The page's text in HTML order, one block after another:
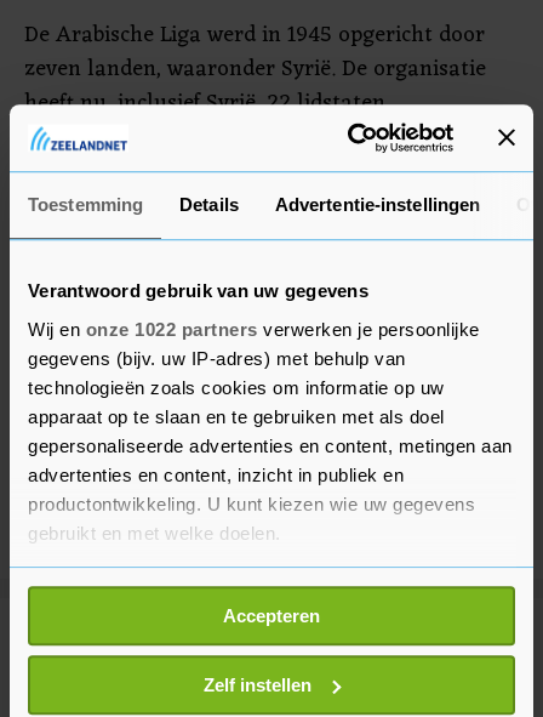
Toestemming Details Advertentie-instellingen
Verantwoord gebruik van uw gegevens
Wij en onze 1022 partners verwerken je persoonlijke
gegevens (bijv. uw IP-adres) met behulp van
technologieën zoals cookies om informatie op uw
apparaat op te slaan en te gebruiken met als doel
gepersonaliseerde advertenties en content, metingen aan
advertenties en content, inzicht in publiek en
productontwikkeling. U kunt kiezen wie uw gegevens
gebruikt en met welke doelen.
Als u het toestaat, willen we ook graag:
Informatie verzamelen over uw geografische
locatie, die tot een paar meter nauwkeurig kan zijn
Uw apparaat identificeren door het actief te
scannen op specifieke eigenschappen (fingerprinting)
Accepteren
Zelf instellen
De Arabische Liga werd in 1945 opgericht door
zeven landen, waaronder Syrië. De organisatie
heeft nu, inclusief Syrië, 22 lidstaten.
Meer uit Buitenland